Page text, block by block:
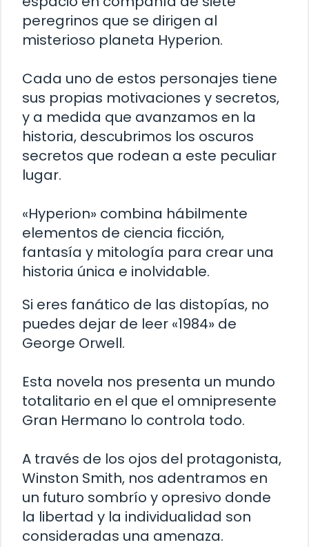
peregrinos que se dirigen al
misterioso planeta Hyperion.
Cada uno de estos personajes tiene
sus propias motivaciones y secretos,
y a medida que avanzamos en la
historia, descubrimos los oscuros
secretos que rodean a este peculiar
lugar.
«Hyperion» combina hábilmente
elementos de ciencia ficción,
fantasía y mitología para crear una
historia única e inolvidable.
Si eres fanático de las distopías, no
puedes dejar de leer «1984» de
George Orwell.
Esta novela nos presenta un mundo
totalitario en el que el omnipresente
Gran Hermano lo controla todo.
A través de los ojos del protagonista,
Winston Smith, nos adentramos en
un futuro sombrío y opresivo donde
la libertad y la individualidad son
consideradas una amenaza.